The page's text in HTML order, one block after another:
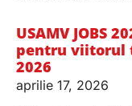
USAMV JOBS
pentru viitorul
2026
aprilie 17, 2026